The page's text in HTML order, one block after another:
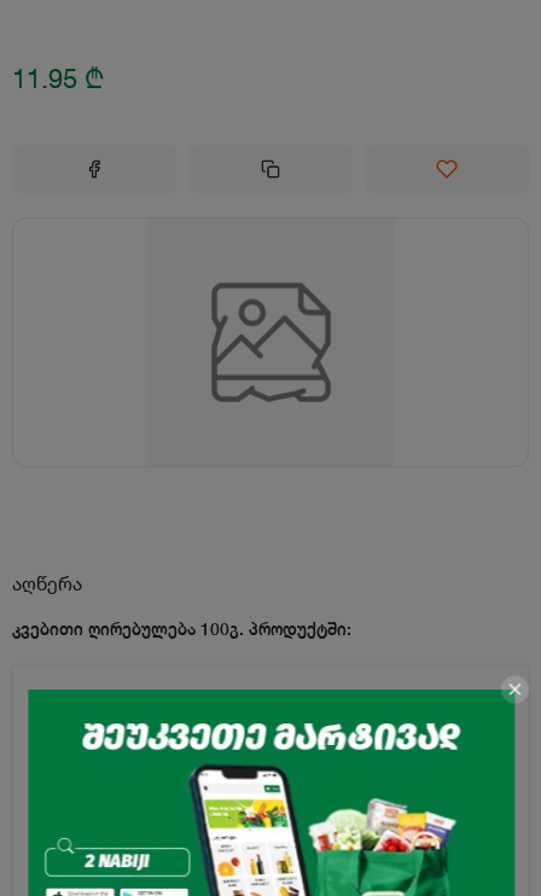
11.95 ₾
აღწერა
კვებითი ღირებულება 100გ. პროდუქტში:
მ.შ ნაჯერი ცხიმოვანი მჟავები 2.9გ